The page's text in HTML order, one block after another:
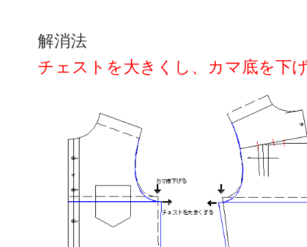
解消法
チェストを大きくし、カマ底を下